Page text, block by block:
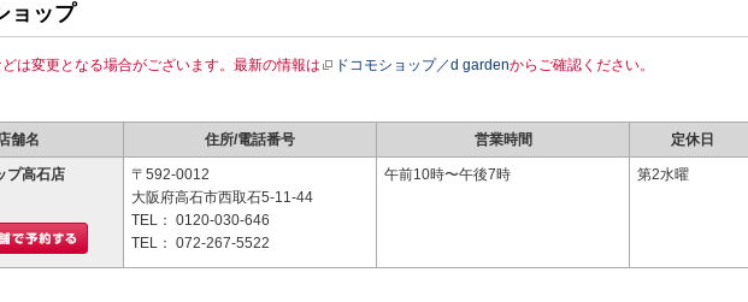
ョップ
は変更となる場合がございます。最新の情報は ドコモショップ／d gardenからご確認ください。
舗名 住所/電話番号 営業時間 定休日
プ高石店
〒592-0012
大阪府高石市西取石5-11-44
TEL： 0120-030-646
TEL： 072-267-5522
午前10時〜午後7時 第2水曜